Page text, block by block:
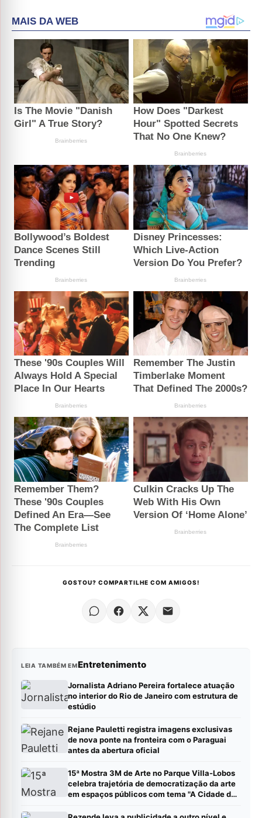
GOSTOU? COMPARTILHE COM AMIGOS!
LEIA TAMBÉM EMEntretenimento
Jornalista Adriano Pereira fortalece atuação
no interior do Rio de Janeiro com estrutura de
estúdio
Rejane Pauletti registra imagens exclusivas
de nova ponte na fronteira com o Paraguai
antes da abertura oficial
15ª Mostra 3M de Arte no Parque Villa-Lobos
celebra trajetória de democratização da arte
em espaços públicos com tema "A Cidade das